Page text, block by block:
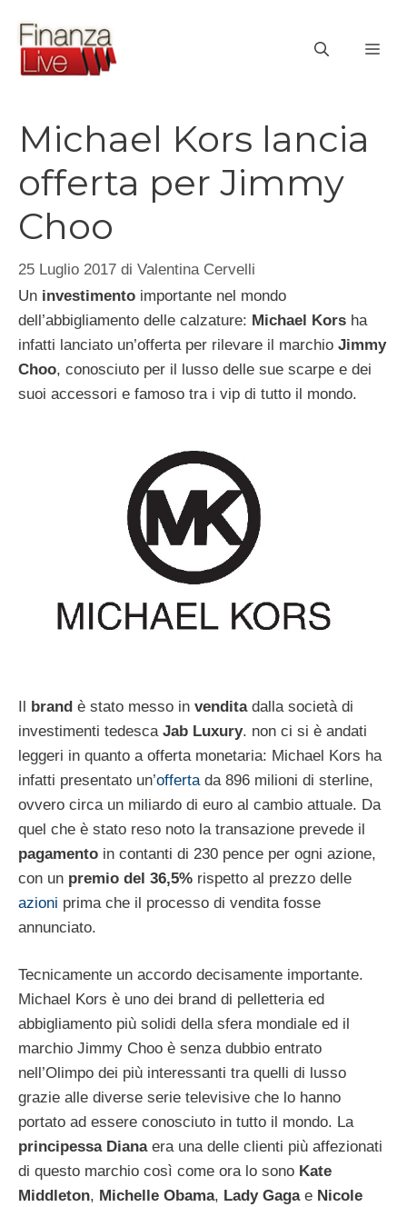
contenuto
Michael Kors lancia
offerta per Jimmy
Choo
25 Luglio 2017 di Valentina Cervelli
Un investimento importante nel mondo
dell’abbigliamento delle calzature: Michael Kors ha
infatti lanciato un’offerta per rilevare il marchio Jimmy
Choo, conosciuto per il lusso delle sue scarpe e dei
suoi accessori e famoso tra i vip di tutto il mondo.
Il brand è stato messo in venditadalla società di
investimenti tedesca Jab Luxury. non ci si è andati
leggeri in quanto a offerta monetaria: Michael Kors ha
infatti presentato un’offertada 896 milioni di sterline,
ovvero circa un miliardo di euro al cambio attuale. Da
quel che è stato reso noto la transazione prevede il
pagamento in contanti di 230 pence per ogni azione,
con un premio del 36,5% rispetto al prezzo delle
azioni prima che il processo di vendita fosse
annunciato.
Tecnicamente un accordo decisamente importante.
Michael Kors è uno dei brand di pelletteria ed
abbigliamento più solidi della sfera mondiale ed il
marchio Jimmy Choo è senza dubbio entrato
nell’Olimpo dei più interessanti tra quelli di lusso
grazie alle diverse serie televisive che lo hanno
portato ad essere conosciuto in tutto il mondo. La
principessa Dianaera una delle clienti più affezionati
di questo marchio così come ora lo sono Kate
Middleton, Michelle Obama, Lady Gagae Nicole